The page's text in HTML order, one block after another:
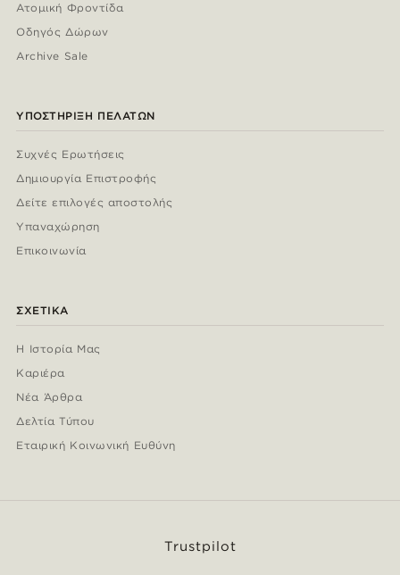
Ατομική Φροντίδα
Οδηγός Δώρων
Archive Sale
ΥΠΟΣΤΉΡΙΞΗ ΠΕΛΑΤΏΝ
Συχνές Ερωτήσεις
Δημιουργία Επιστροφής
Δείτε επιλογές αποστολής
Υπαναχώρηση
Επικοινωνία
ΣΧΕΤΙΚΆ
Η Ιστορία Μας
Καριέρα
Νέα Άρθρα
Δελτία Τύπου
Εταιρική Κοινωνική Ευθύνη
Trustpilot